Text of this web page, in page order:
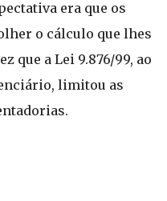
era que os
o cálculo que lhes
que a Lei 9.876/99, ao
limitou as